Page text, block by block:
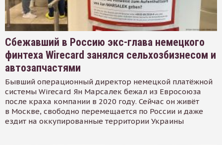
Сбежавший в Россию экс-глава немецкого
финтеха Wirecard занялся сельхозбизнесом и
автозапчастями
Бывший операционный директор немецкой платёжной
системы Wirecard Ян Марсалек бежал из Евросоюза
после краха компании в 2020 году. Сейчас он живёт
в Москве, свободно перемещается по России и даже
ездит на оккупированные территории Украины